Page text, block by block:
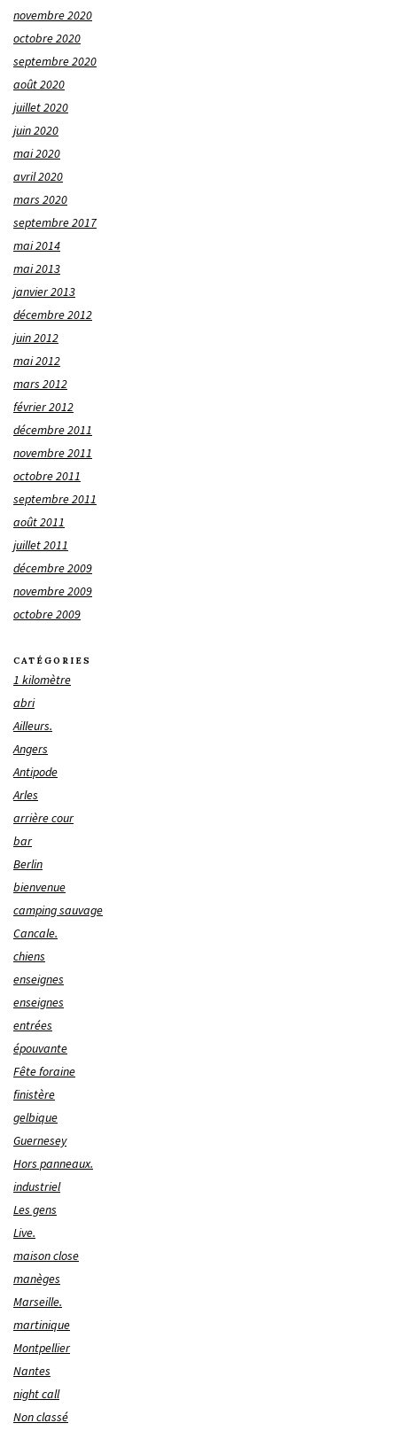
novembre 2020
octobre 2020
septembre 2020
août 2020
juillet 2020
juin 2020
mai 2020
avril 2020
mars 2020
septembre 2017
mai 2014
mai 2013
janvier 2013
décembre 2012
juin 2012
mai 2012
mars 2012
février 2012
décembre 2011
novembre 2011
octobre 2011
septembre 2011
août 2011
juillet 2011
décembre 2009
novembre 2009
octobre 2009
CATÉGORIES
1 kilomètre
abri
Ailleurs.
Angers
Antipode
Arles
arrière cour
bar
Berlin
bienvenue
camping sauvage
Cancale.
chiens
enseignes
enseignes
entrées
épouvante
Fête foraine
finistère
gelbique
Guernesey
Hors panneaux.
industriel
Les gens
Live.
maison close
manèges
Marseille.
martinique
Montpellier
Nantes
night call
Non classé